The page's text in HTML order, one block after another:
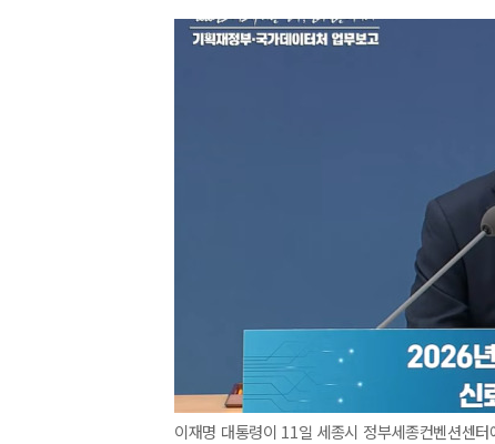
이재명 대통령이 11일 세종시 정부세종컨벤션센